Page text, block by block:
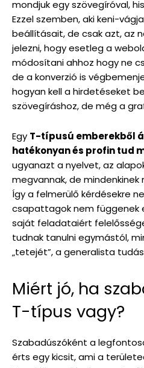
mondjuk egy szövegíróval,
Ezzel szemben, aki keni-
beállításait, de csak azt, az
jelezni, hogy esetleg a
módosítani ahhoz hogy ne
de a konverzió is
hogyan kell a hirdetéseket
szövegíráshoz, de még a
Egy T-típusú emberekből
hatékonyan és profin tud
ugyanazt a nyelvet, az
megvannak, de
Így a felmerülő kérdésekre
csapattagok nem függenek
saját feladataiért
tudnak tanulni egymástól,
„tetejét”, a generalista
Miért jó, ha
T-típus vagy?
Szabadúszóként a
érts egy kicsit, ami a